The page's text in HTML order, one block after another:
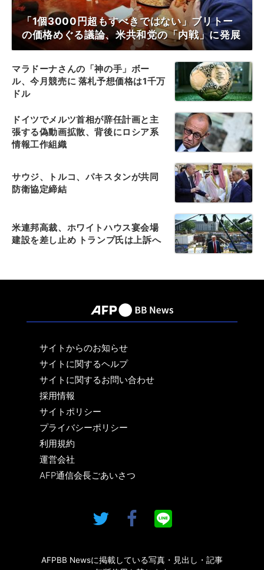
「1個3000円超もすべきではない」ブリトー
の価格めぐる議論、米共和党の「内戦」に発展
マラドーナさんの「神の手」ボー
ル、今月競売に 落札予想価格は1千万
ドル
ドイツでメルツ首相が辞任計画と主
張する偽動画拡散、背後にロシア系
情報工作組織
サウジ、トルコ、パキスタンが共同
防衛協定締結
米連邦高裁、ホワイトハウス宴会場
建設を差し止め トランプ氏は上訴へ
サイトからのお知らせ
サイトに関するヘルプ
サイトに関するお問い合わせ
採用情報
サイトポリシー
プライバシーポリシー
利用規約
運営会社
AFP通信会長ごあいさつ
AFPBB Newsに掲載している写真・見出し・記事